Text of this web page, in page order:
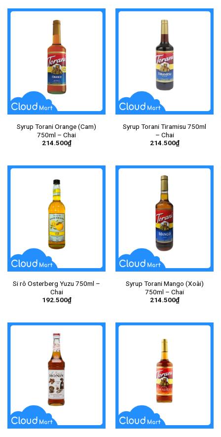
Syrup Torani Orange (Cam)
750ml – Chai
214.500₫
Syrup Torani Tiramisu 750ml
– Chai
214.500₫
Si rô Osterberg Yuzu 750ml –
Chai
192.500₫
Syrup Torani Mango (Xoài)
750ml – Chai
214.500₫